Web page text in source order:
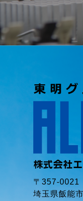
〒357-0021
埼玉県飯能